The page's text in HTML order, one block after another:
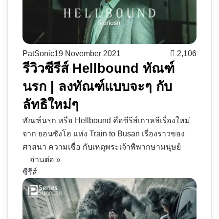
PatSonic19 November 2021 2,106
รีวิวซีรีส์ Hellbound ทัณฑ์
นรก | ลงทัณฑ์แบบจะๆ กับ
ลัทธิใหม่ๆ
ทัณฑ์นรก หรือ Hellbound คือซีรีส์เกาหลีเรื่องใหม่
จาก ยอนซังโฮ แห่ง Train to Busan เรื่องราวของ
ศาสนา ความเชื่อ กับเหตุพระเจ้าพิพากษามนุษย์
อ่านต่อ »
ซีรีส์